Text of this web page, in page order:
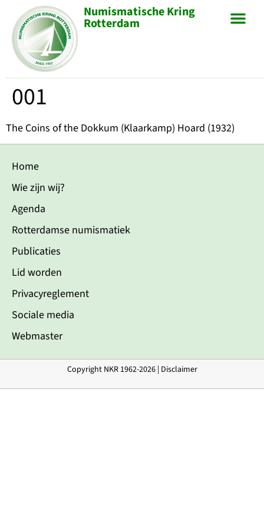
Numismatische Kring
Rotterdam
001
The Coins of the Dokkum (Klaarkamp) Hoard (1932)
Home
Wie zijn wij?
Agenda
Rotterdamse numismatiek
Publicaties
Lid worden
Privacyreglement
Sociale media
Webmaster
Copyright NKR 1962-2026 | Disclaimer